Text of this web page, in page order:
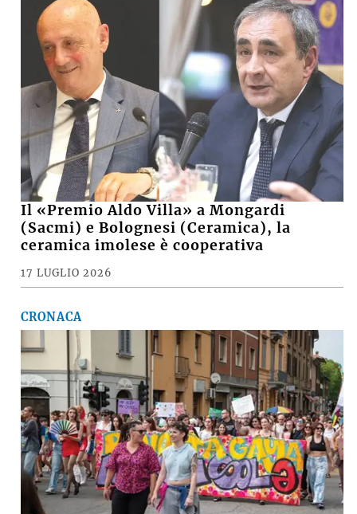
Le notizie più lette
CRONACA, SABATO SERA +